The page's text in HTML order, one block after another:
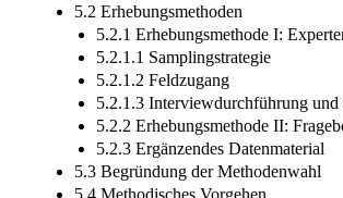
5.2 Erhebungsmethoden
5.2.1 Erhebungsmethode I:
5.2.1.1 Samplingstrategie
5.2.1.2 Feldzugang
5.2.1.3 Interviewdurchführung und
5.2.2 Erhebungsmethode II:
5.2.3 Ergänzendes Datenmaterial
5.3 Begründung der Methodenwahl
5.4 Methodisches Vorgehen